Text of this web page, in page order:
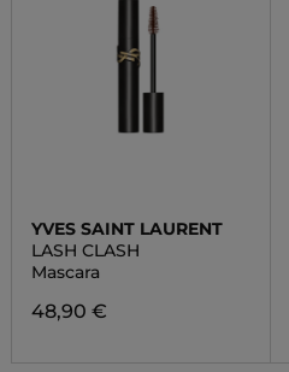
YVES SAINT LAURENT
LASH CLASH
Mascara
48,90 €